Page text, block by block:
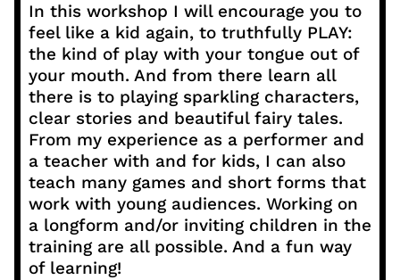
In this workshop I will encourage you to
feel like a kid again, to truthfully PLAY:
the kind of play with your tongue out of
your mouth. And from there learn all
there is to playing sparkling characters,
clear stories and beautiful fairy tales.
From my experience as a performer and
a teacher with and for kids, I can also
teach many games and short forms that
work with young audiences. Working on
a longform and/or inviting children in the
training are all possible. And a fun way
of learning!